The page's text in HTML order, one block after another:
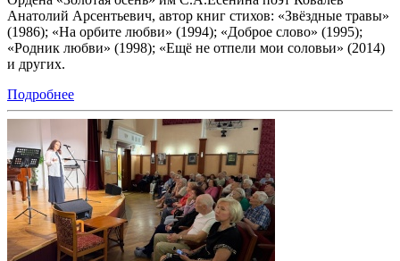
Анатолий Арсентьевич, автор книг стихов: «Звёздные травы»
(1986); «На орбите любви» (1994); «Доброе слово» (1995);
«Родник любви» (1998); «Ещё не отпели мои соловьи» (2014)
и других.
Подробнее